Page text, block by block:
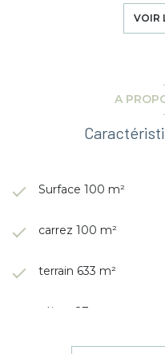
VOIR
A
Surface 100 m²
carrez 100 m²
terrain 633 m²
séjour 27 m²